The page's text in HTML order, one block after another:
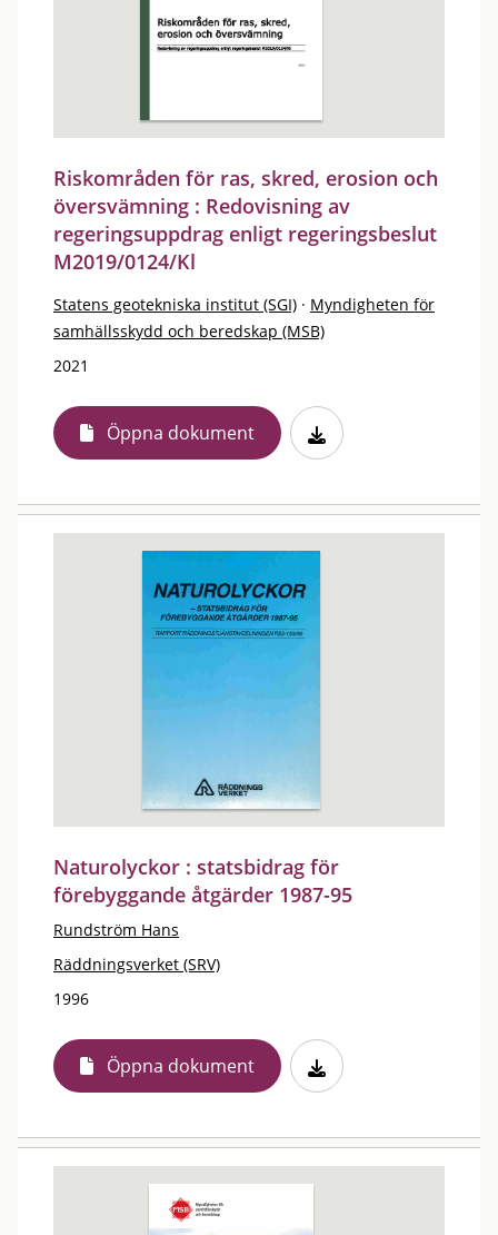
Riskområden för ras, skred, erosion och
översvämning : Redovisning av
regeringsuppdrag enligt regeringsbeslut
M2019/0124/Kl
Statens geotekniska institut (SGI) · Myndigheten för
samhällsskydd och beredskap (MSB)
2021
Öppna dokument
Naturolyckor : statsbidrag för
förebyggande åtgärder 1987-95
Rundström Hans
Räddningsverket (SRV)
1996
Öppna dokument